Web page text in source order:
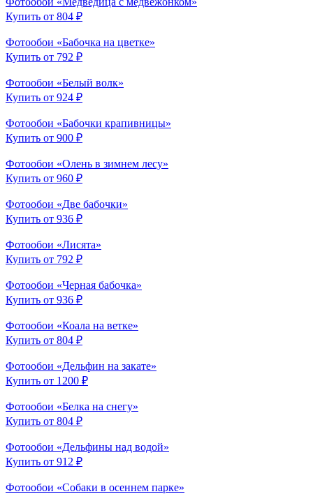
Купить от 804 ₽
Фотообои «Бабочка на цветке»
Купить от 792 ₽
Фотообои «Белый волк»
Купить от 924 ₽
Фотообои «Бабочки крапивницы»
Купить от 900 ₽
Фотообои «Олень в зимнем лесу»
Купить от 960 ₽
Фотообои «Две бабочки»
Купить от 936 ₽
Фотообои «Лисята»
Купить от 792 ₽
Фотообои «Черная бабочка»
Купить от 936 ₽
Фотообои «Коала на ветке»
Купить от 804 ₽
Фотообои «Дельфин на закате»
Купить от 1200 ₽
Фотообои «Белка на снегу»
Купить от 804 ₽
Фотообои «Дельфины над водой»
Купить от 912 ₽
Фотообои «Собаки в осеннем парке»